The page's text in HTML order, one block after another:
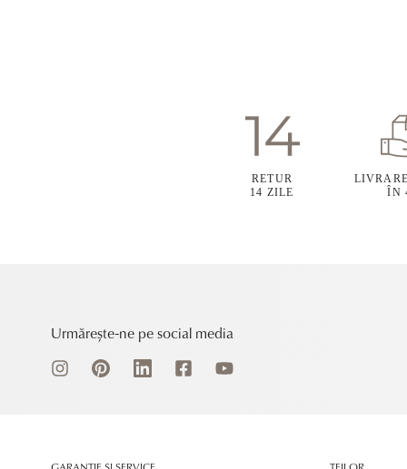
RETUR
14 ZILE
ÎN
Urmărește-ne pe social media